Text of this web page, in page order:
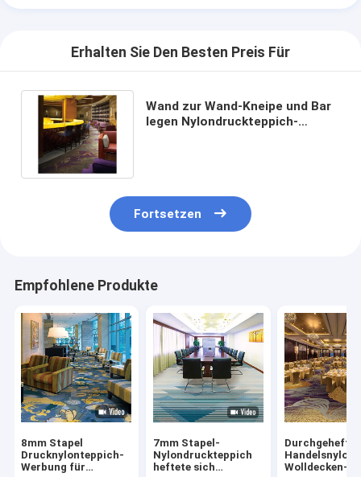
Erhalten Sie Den Besten Preis Für
Wand zur Wand-Kneipe und Bar
legen Nylondruckteppich-
Fortsetzen
Empfohlene Produkte
8mm Stapel
Drucknylonteppich-
Werbung für
7mm Stapel-
Nylondruckteppich
heftete sich
Wolldecken-